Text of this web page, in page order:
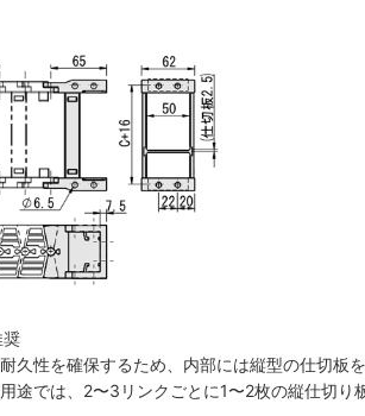
久性を確保するため、内部には縦型の仕切板
途では、2〜3リンクごとに1〜2枚の縦仕切